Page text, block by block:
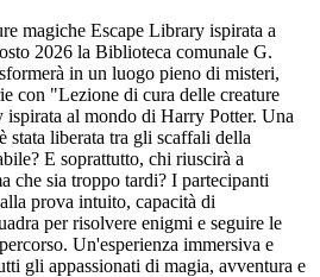
magiche Escape Library ispirata a
2026 la Biblioteca comunale G.
in un luogo pieno di misteri,
con "Lezione di cura delle creature
ispirata al mondo di Harry Potter. Una
stata liberata tra gli scaffali della
E soprattutto, chi riuscirà a
che sia troppo tardi? I partecipanti
prova intuito, capacità di
per risolvere enigmi e seguire le
Un'esperienza immersiva e
gli appassionati di magia, avventura e